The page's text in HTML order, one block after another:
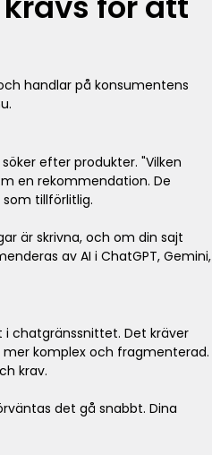
handlar på konsumentens
efter produkter. "Vilken
en rekommendation. De
tillförlitlig.
är skrivna, och om din sajt
av AI i ChatGPT, Gemini,
chatgränssnittet. Det kräver
komplex och fragmenterad.
krav.
det gå snabbt. Dina